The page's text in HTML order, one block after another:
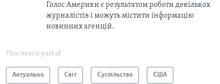
Голос Америки є результатом роботи декількох
журналістів і можуть містити інформацію
новинних агенцій.
This item is part of
Актуально Світ Суспільство США